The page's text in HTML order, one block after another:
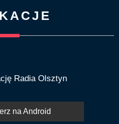
Radia Olsztyn
na Android